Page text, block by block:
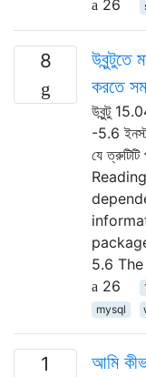
26
8
উবুন্টুতে
করতে
উবুন্টু
-5.6
যে
5.6
26
mysql
1
আমি